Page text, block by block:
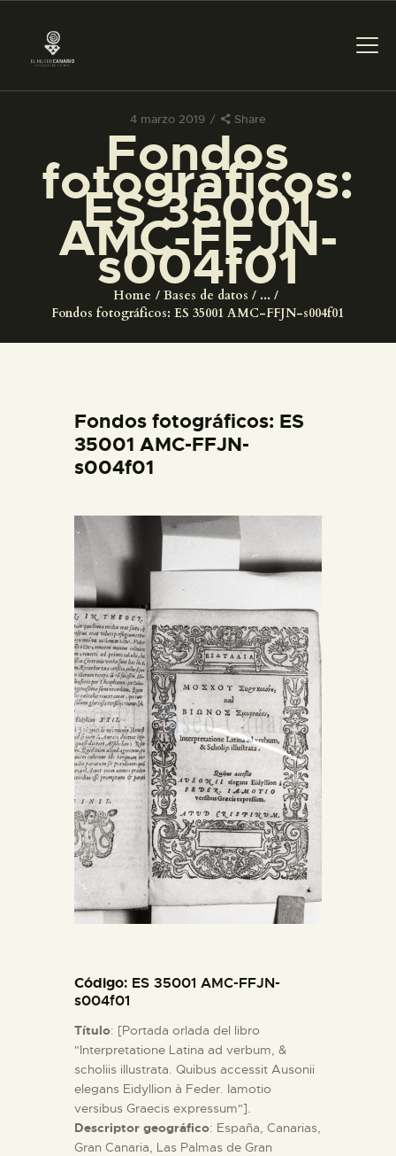
4 marzo 2019 Share
Fondos
fotográficos:
ES 35001
AMC-FFJN-
s004f01
Home Bases de datos
...
Fondos fotográficos: ES 35001 AMC-FFJN-s004f01
PREPARAR LA VISITA
ACTIVIDADES
█
EL MUSEO
DIDÁCTICA
ESPAÑOL
PREPARAR LA VISITA
ACTIVIDADES
█
EL MUSEO
COLECCIONES
DIDÁCTICA
ESPAÑOL
Fondos fotográficos: ES
35001 AMC-FFJN-
s004f01
Código: ES 35001 AMC-FFJN-
s004f01
Título: [Portada orlada del libro
"Interpretatione Latina ad verbum, &
scholiis illustrata. Quibus accessit Ausonii
elegans Eidyllion à Feder. Iamotio
versibus Graecis expressum"].
Descriptor geográfico: España, Canarias,
Gran Canaria, Las Palmas de Gran